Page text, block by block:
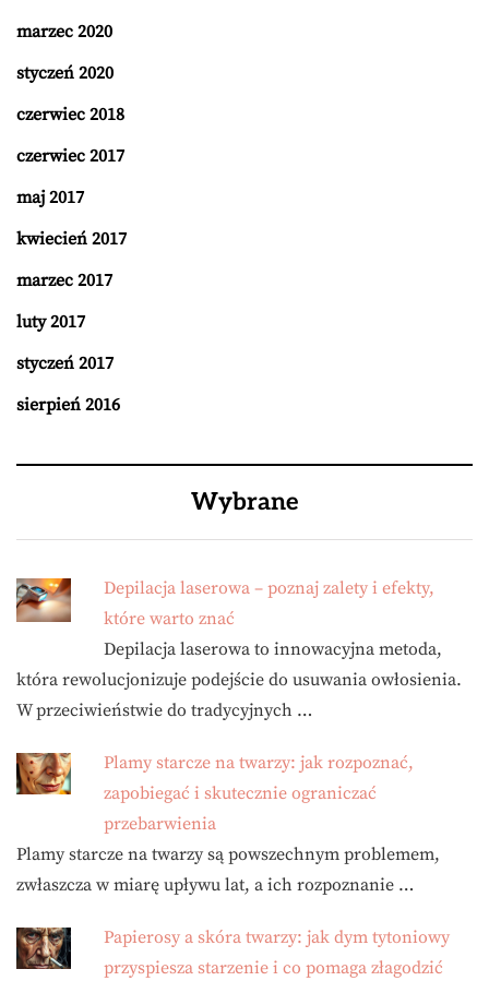
marzec 2020
styczeń 2020
czerwiec 2018
czerwiec 2017
maj 2017
kwiecień 2017
marzec 2017
luty 2017
styczeń 2017
sierpień 2016
Wybrane
Depilacja laserowa – poznaj zalety i efekty,
które warto znać
Depilacja laserowa to innowacyjna metoda,
która rewolucjonizuje podejście do usuwania owłosienia.
W przeciwieństwie do tradycyjnych …
Plamy starcze na twarzy: jak rozpoznać,
zapobiegać i skutecznie ograniczać
przebarwienia
Plamy starcze na twarzy są powszechnym problemem,
zwłaszcza w miarę upływu lat, a ich rozpoznanie …
Papierosy a skóra twarzy: jak dym tytoniowy
przyspiesza starzenie i co pomaga złagodzić